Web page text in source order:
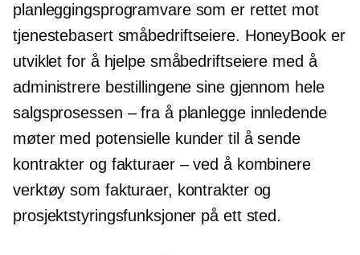
planleggingsprogramvare som er rettet mot
tjenestebasertsmåbedriftseiere. HoneyBook er
utviklet for å hjelpe småbedriftseiere med å
administrere bestillingene sine gjennom hele
salgsprosessen – fra å planlegge innledende
møter med potensielle kunder til å sende
kontrakter og fakturaer – ved å kombinere
verktøy som fakturaer, kontrakter og
prosjektstyringsfunksjoner på ett sted.